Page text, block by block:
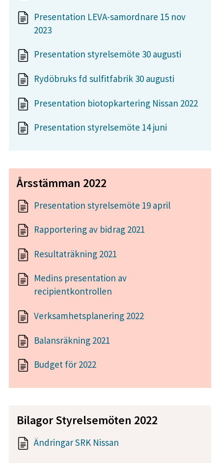
Presentation LEVA-samordnare 15 nov
2023
Presentation styrelsemöte 30 augusti
Rydöbruks fd sulfitfabrik 30 augusti
Presentation biotopkartering Nissan 2022
Presentation styrelsemöte 14 juni
Årsstämman 2022
Presentation styrelsemöte 19 april
Rapportering av bidrag 2021
Resultaträkning 2021
Medins presentation av
recipientkontrollen
Verksamhetsplanering 2022
Balansräkning 2021
Budget för 2022
Bilagor Styrelsemöten 2022
Ändringar SRK Nissan